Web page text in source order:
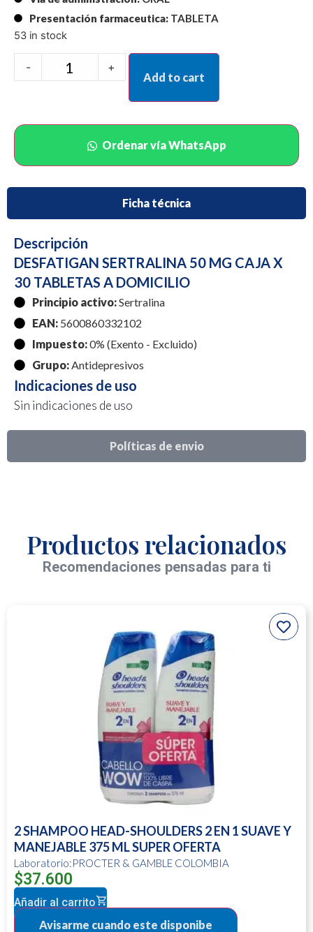
Presentación farmaceutica: TABLETA
53 in stock
- +
Add to cart
Ordenar vía WhatsApp
Ficha técnica
Políticas de envio
Descripción
DESFATIGAN SERTRALINA 50 MG CAJA X
30 TABLETAS A DOMICILIO
Principio activo:Sertralina
EAN: 5600860332102
Impuesto:0% (Exento - Excluido)
Grupo:Antidepresivos
Indicaciones de uso
Sin indicaciones de uso
Productos relacionados
Recomendaciones pensadas para ti
2 SHAMPOO HEAD-SHOULDERS 2 EN 1 SUAVE Y
MANEJABLE 375 ML SUPER OFERTA
Laboratorio:PROCTER & GAMBLE COLOMBIA
$37.600
Añadir al carrito